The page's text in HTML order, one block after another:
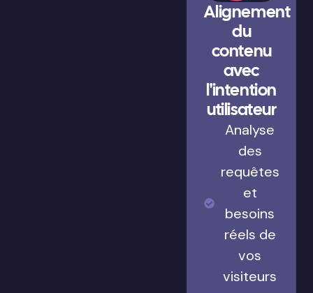
Alignement
du
contenu
avec
l'intention
utilisateur
Analyse
des
requêtes
et
besoins
réels de
vos
visiteurs